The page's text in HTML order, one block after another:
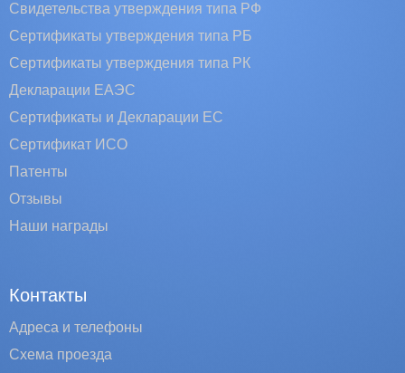
Свидетельства утверждения типа РФ
Сертификаты утверждения типа РБ
Сертификаты утверждения типа РК
Декларации ЕАЭС
Сертификаты и Декларации EC
Сертификат ИСО
Патенты
Отзывы
Наши награды
Контакты
Адреса и телефоны
Схема проезда